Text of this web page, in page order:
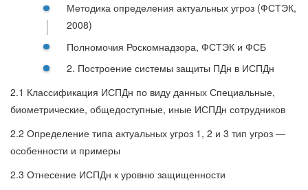
Методика определения актуальных угроз (ФСТЭК,
2008)
Полномочия Роскомнадзора, ФСТЭК и ФСБ
2. Построение системы защиты ПДн в ИСПДн
2.1 Классификация ИСПДн по виду данных Специальные,
биометрические, общедоступные, иные ИСПДн сотрудников
2.2 Определение типа актуальных угроз 1, 2 и 3 тип угроз —
особенности и примеры
2.3 Отнесение ИСПДн к уровню защищенности